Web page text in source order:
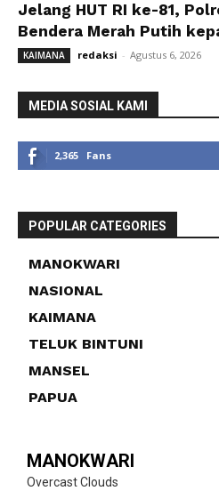
Jelang HUT RI ke-81,
Bendera Merah Putih
KAIMANA redaksi - Agustus 6, 2026
MEDIA SOSIAL KAMI
2,365 Fans
POPULAR CATEGORIES
MANOKWARI
NASIONAL
KAIMANA
TELUK BINTUNI
MANSEL
PAPUA
MANOKWARI
Overcast Clouds